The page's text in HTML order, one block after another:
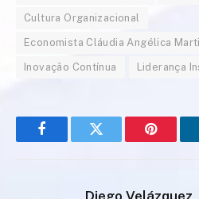
Cultura Organizacional
Economista Cláudia Angélica
Inovação Contínua Liderança
FacebookTwitter
Diego Velázquez